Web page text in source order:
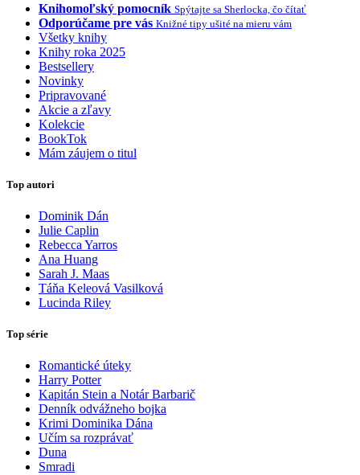
Knihomoľský pomocník Spýtajte sa Sherlocka, čo čítať
Odporúčame pre vás Knižné tipy ušité na mieru vám
Všetky knihy
Knihy roka 2025
Bestsellery
Novinky
Pripravované
Akcie a zľavy
Kolekcie
BookTok
Mám záujem o titul
Top autori
Dominik Dán
Julie Caplin
Rebecca Yarros
Ana Huang
Sarah J. Maas
Táňa Keleová Vasilková
Lucinda Riley
Top série
Romantické úteky
Harry Potter
Kapitán Stein a Notár Barbarič
Denník odvážneho bojka
Krimi Dominika Dána
Učím sa rozprávať
Duna
Smradi